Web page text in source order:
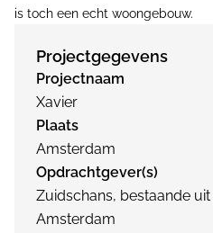
is toch een echt woongebouw.
Projectgegevens
Projectnaam
Xavier
Plaats
Amsterdam
Opdrachtgever(s)
Zuidschans, bestaande uit
Amsterdam